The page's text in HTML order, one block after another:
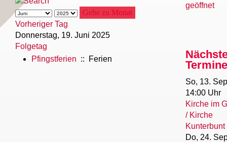
geöffnet
Termine
So, 13.
14:00 Uhr
Kirche im
/ Kirche
Kunterbunt
Do, 24.
Gehe zu Monat
Vorheriger Tag
Donnerstag, 19. Juni 2025
Folgetag
Pfingstferien :: Ferien